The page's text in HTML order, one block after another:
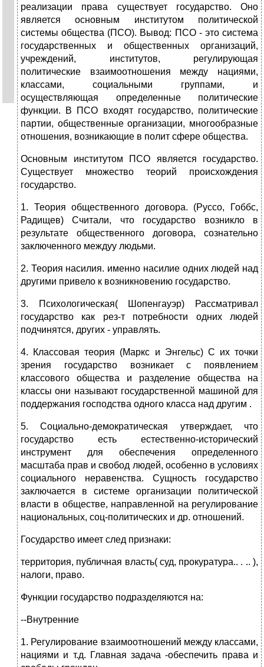
реализации права существует государство. Оно
является основным институтом политической
системы общества (ПСО). Вывод: ПСО - это система
государственных и общественных организаций,
учреждений, институтов, регулирующая
политические взаимоотношения между нациями,
классами, социальными группами, и
осуществляющая определенные политические
функции. В ПСО входят государство, политические
партии, общественные организации, многообразные
отношения, возникающие в полит сфере общества.
Основным институтом ПСО является государство.
Существует множество теорий происхождения
государство.
1. Теория общественного договора. (Руссо, Гоббс,
Радищев) Считали, что государство возникло в
результате общественного договора, сознательно
заключенного междуу людьми.
2. Теория насилия. именно насилие одних людей над
другими привело к возникновению государство.
3. Психологическая( Шопенгауэр) Рассматривал
государство как рез-т потребности одних людей
подчинятся, других - управлять.
4. Классовая теория (Маркс и Энгельс) С их точки
зрения государство возникает с появлением
классового общества и разделение общества на
классы они называют государственной машиной для
поддержания господства одного класса над другим .
5. Социально-демократическая утверждает, что
государство есть естественно-исторический
инструмент для обеспечения определенного
масштаба прав и свобод людей, особенно в условиях
социального неравенства. Сущность государство
заключается в системе организации политической
власти в обществе, направленной на регулирование
национальных, соц-политических и др. отношений.
Государство имеет след признаки:
территория, публичная власть( суд, прокуратура.. . .. ),
налоги, право.
Функции государство подразделяются на:
--Внутренние
1. Регулирование взаимоотношений между классами,
нациями и т.д. Главная задача -обеспечить права и